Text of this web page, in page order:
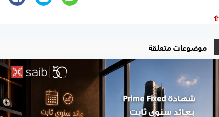
⇧
موضوعات متعلقة